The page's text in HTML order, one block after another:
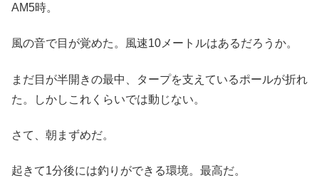
AM5時。
風の音で目が覚めた。風速10メートルはあるだろうか。
まだ目が半開きの最中、タープを支えているポールが折れ
た。しかしこれくらいでは動じない。
さて、朝まずめだ。
起きて1分後には釣りができる環境。最高だ。